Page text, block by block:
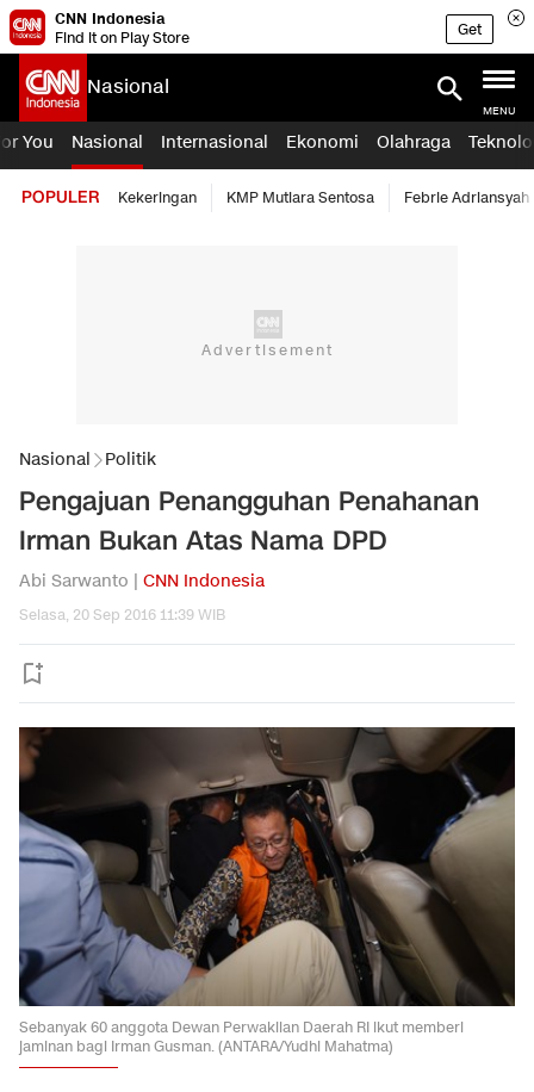
CNN Indonesia
Find it on Play Store
Get
Nasional
MENU
You Nasional Internasional Ekonomi Olahraga
POPULER Kekeringan KMP Mutiara Sentosa Febrie Adriansyah
Nasional Politik
Pengajuan Penangguhan Penahanan
Irman Bukan Atas Nama DPD
Abi Sarwanto | CNN Indonesia
Selasa, 20 Sep 2016 11:39 WIB
Sebanyak 60 anggota Dewan Perwakilan Daerah RI ikut memberi
jaminan bagi Irman Gusman. (ANTARA/Yudhi Mahatma)